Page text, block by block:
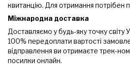
квитанцію. Для отримання потрібен
Міжнародна доставка
Доставляємо у будь-яку точку
100% передоплати вартості
відправлення ви отримаєте трек-
посилки онлайн.